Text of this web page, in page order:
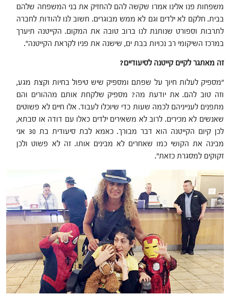
משפחות פנו אלינו אמרו שקשה להם להחזיק את בני המשפחה שלהם
בבית. חלקם לא ילדים וגם לא ממש מבוגרים. חשוב לנו להודות לחברה
לתרבות וספורט שנותנת לנו ברוב טובה את המקום. הקייטנה תיערך
במרכז השיקומי רב נכויות בבת ים, שישנה את פניו לקראת הקייטנה".
זה מאתגר לקיים קייטנה לסיעודיים?
"מספיק לעלות חיוך על שפתם ומספיק שיש טיפול בחיות וקצת מגע,
וזה טוב להם. את יודעת מה? מספיק שלקחת אותם מההורים והם
מתפנים לענייניהם לכמה שעות כדי שיוכלו לעבוד. אלו חיים לא פשוטים
שאנשים לא מכירים. לרוב לא משאירים ילדים כאלו עם דודה או סבתא,
לכן קיום הקייטנה הוא דבר מבורך. כאמא לבת סיעודית בת 30 אני
מבינה את הקושי כמו שאחרים לא מבינים אותו. זה לא פשוט ולכן
זקוקים למסגרת כזאת".